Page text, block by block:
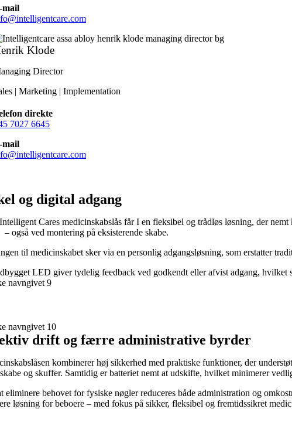
mail
Klode
Director
| Marketing | Implementation
direkte
7027 6645
mail
og digital adgang
Cares medicinskabslås får I en fleksibel og trådløs løsning, der
– også ved montering på eksisterende skabe.
til medicinskabet sker via en personlig adgangsløsning, som erstatter
LED giver tydelig feedback ved godkendt eller afvist adgang, hvilket
drift og færre administrative byrder
kombinerer høj sikkerhed med praktiske funktioner, der
og skuffer. Samtidig er batteriet nemt at udskifte, hvilket minimerer
eliminere behovet for fysiske nøgler reduceres både administration og
løsning for beboere – med fokus på sikker, fleksibel og fremtidssikret